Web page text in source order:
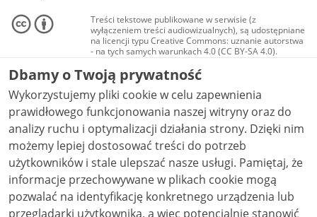
Treści tekstowe publikowane w serwisie (z
wyłączeniem treści audiowizualnych), są udostępniane
na licencji typu Creative Commons: uznanie autorstwa
- na tych samych warunkach 4.0 (CC BY-SA 4.0).
Materiały audiowizualne, w tym zdjęcia, materiały
audio i wideo, są udostępniane na licencji typu
Creative Commons: uznanie autorstwa użycie
niekomercyjne - bez utworów zależnych 4.0 (CC BY-
NC-ND 4.0), o ile nie jest to stwierdzone inaczej.
Dbamy o Twoją prywatność
Wykorzystujemy pliki cookie w celu zapewnienia
prawidłowego funkcjonowania naszej witryny oraz do
analizy ruchu i optymalizacji działania strony. Dzięki nim
możemy lepiej dostosować treści do potrzeb
użytkowników i stale ulepszać nasze usługi. Pamiętaj, że
informacje przechowywane w plikach cookie mogą
pozwalać na identyfikację konkretnego urządzenia lub
przeglądarki użytkownika, a więc potencjalnie stanowić